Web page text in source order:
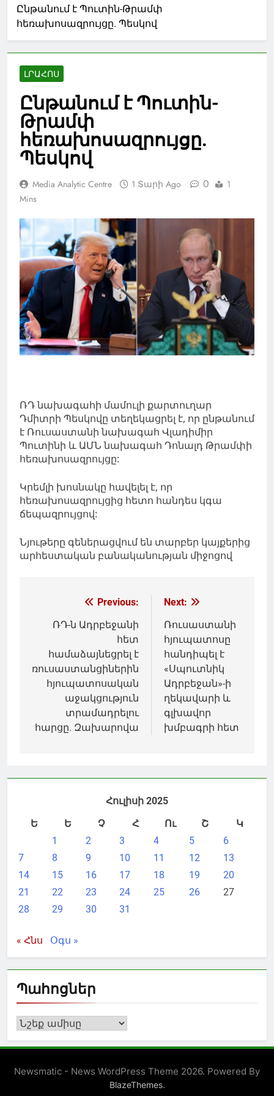
Ընթանում է Պուտին-Թրամփ
հեռախոսազրույցը. Պեսկով
ԼՐԱՀՈՍ
Ընթանում է Պուտին-
Թրամփ
հեռախոսազրույցը.
Պեսկով
Media Analytic Centre 1 Տարի Ago 0
1
Mins
ՌԴ նախագահի մամուլի քարտուղար
Դմիտրի Պեսկովը տեղեկացրել է, որ ընթանում
է Ռուսաստանի նախագահ Վլադիմիր
Պուտինի և ԱՄՆ նախագահ Դոնալդ Թրամփի
հեռախոսազրույցը:
Կրեմլի խոսնակը հավելել է, որ
հեռախոսազրույցից հետո հանդես կգա
ճեպազրույցով:
Նյութերը գեներացվում են տարբեր կայքերից
արհեստական բանականության միջոցով
Գրառումների
նավարկումը
Previous:
ՌԴ-ն Ադրբեջանի
հետ
համաձայնեցրել է
ռուսաստանցիներին
հյուպատոսական
աջակցություն
տրամադրելու
հարցը. Զախարովա
Next:
Ռուսաստանի
հյուպատոսը
հանդիպել է
«Սպուտնիկ
Ադրբեջան»-ի
ղեկավարի և
գլխավոր
խմբագրի հետ
Հուլիսի 2025
Ե
Ե Չ Հ Ու Շ
Կ
1
2 3 4 5
6
7
8 9 10 11 12
13
14
15 16 17 18 19
20
21
22 23 24 25 26
27
28
29 30 31
« Հնս Օգս »
Պահոցներ
Պահոցներ
Newsmatic - News WordPress Theme 2026. Powered By
BlazeThemes.